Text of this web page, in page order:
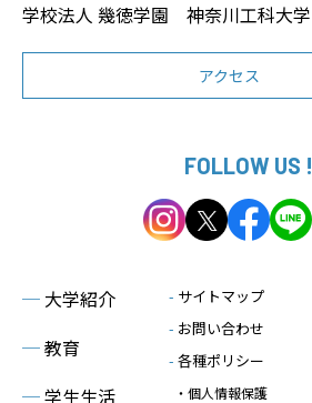
学校法人 幾徳学園 神奈川工科大学
アクセス
FOLLOW US !
─ 大学紹介
─教育
─学生生活
- サイトマップ
- お問い合わせ
- 各種ポリシー
・個人情報保護